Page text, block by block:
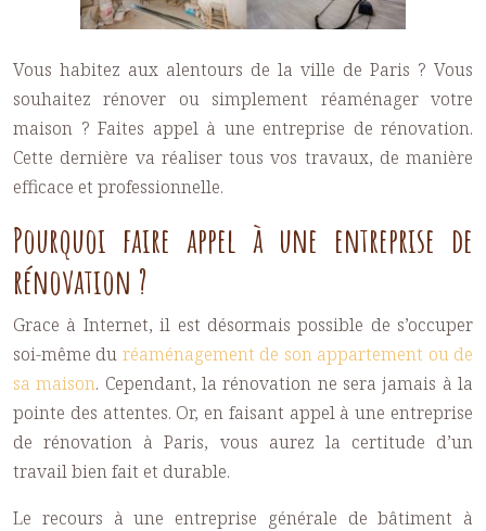
Vous habitez aux alentours de la ville de Paris ? Vous
souhaitez rénover ou simplement réaménager votre
maison ? Faites appel à une entreprise de rénovation.
Cette dernière va réaliser tous vos travaux, de manière
efficace et professionnelle.
Pourquoi faire appel à une entreprise de
rénovation ?
Grace à Internet, il est désormais possible de s’occuper
soi-même du réaménagement de son appartement ou de
sa maison. Cependant, la rénovation ne sera jamais à la
pointe des attentes. Or, en faisant appel à une entreprise
de rénovation à Paris, vous aurez la certitude d’un
travail bien fait et durable.
Le recours à une entreprise générale de bâtiment à